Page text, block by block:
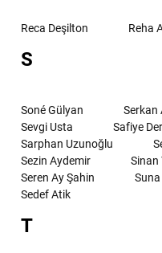
Reca Deşilton Reha
S
Soné Gülyan Serkan
Sevgi Usta
Safiye
Sarphan Uzunoğlu
Sezin Aydemir
Sinan
Seren Ay Şahin
Sedef Atik
T